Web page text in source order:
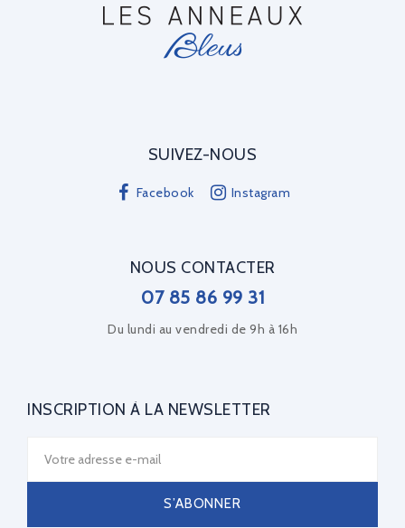
SUIVEZ-NOUS
Facebook Instagram
NOUS CONTACTER
07 85 86 99 31
Du lundi au vendredi de 9h à 16h
INSCRIPTION À LA NEWSLETTER